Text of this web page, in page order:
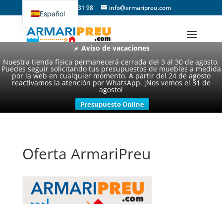
☀️ Aviso de vacaciones
Nuestra tienda física permanecerá cerrada del 3 al 30 de agosto.
Puedes seguir solicitando tus presupuestos de muebles a medida
por la web en cualquier momento. A partir del 24 de agosto
reactivamos la atención por WhatsApp. ¡Nos vemos el 31 de
agosto!
Presupuesto Online
93 357 31 98 info@armaripreu.com
Oferta ArmariPreu
Español
Català